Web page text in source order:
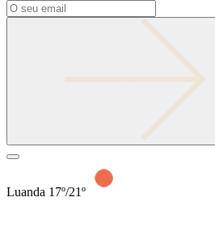
Luanda 17º/21º